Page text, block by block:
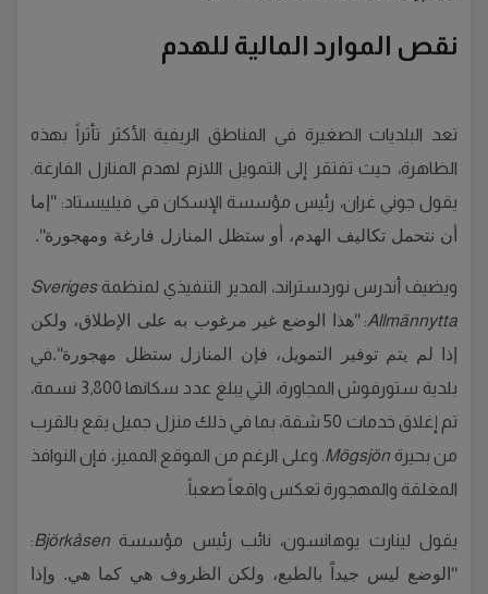
نقص الموارد المالية للهدم
تعد البلديات الصغيرة في المناطق الريفية الأكثر تأثراً بهذه
الظاهرة، حيث تفتقر إلى التمويل اللازم لهدم المنازل الفارغة.
يقول جوني غران، رئيس مؤسسة الإسكان في فيليبستاد: "إما
أن نتحمل تكاليف الهدم، أو ستظل المنازل فارغة ومهجورة".
ويضيف أندرس نوردستراند، المدير التنفيذي لمنظمةSveriges
Allmännytta
:"هذا الوضع غير مرغوب به على الإطلاق، ولكن
إذا لم يتم توفير التمويل، فإن المنازل ستظل مهجورة".في
بلدية ستورفوش المجاورة، التي يبلغ عدد سكانها 3,800 نسمة،
تم إغلاق خدمات 50 شقة، بما في ذلك منزل جميل يقع بالقرب
من بحيرة Mögsjön . وعلى الرغم من الموقع المميز، فإن النوافذ
المغلقة والمهجورة تعكس واقعاً صعباً.
يقول لينارت يوهانسون، نائب رئيس مؤسسة Björkåsen
:
"الوضع ليس جيداً بالطبع، ولكن الظروف هي كما هي. وإذا